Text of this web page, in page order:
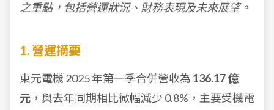
之重點，包括營運狀況、財務表現及未來展望。
1. 營運摘要
東元電機 2025 年第一季合併營收為 136.17 億
元 ，與去年同期相比微幅減少 0.8%，主要受機電